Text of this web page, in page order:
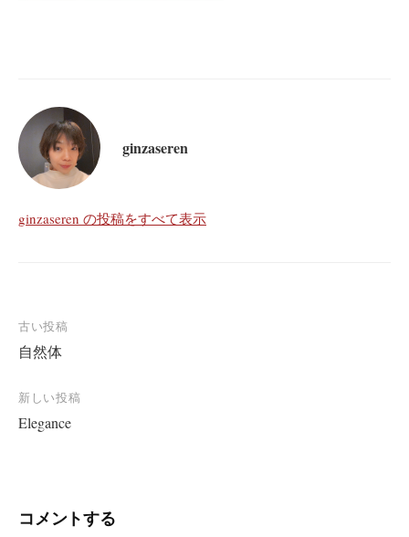
ginzaseren
ginzaseren の投稿をすべて表示
投
稿
ナ
ビ
ゲ
ョ
古い投稿
自然体
新しい投稿
Elegance
コメントする